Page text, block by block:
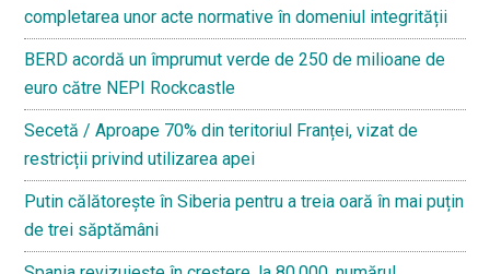
completarea unor acte normative în domeniul integrității
BERD acordă un împrumut verde de 250 de milioane de
euro către NEPI Rockcastle
Secetă / Aproape 70% din teritoriul Franței, vizat de
restricții privind utilizarea apei
Putin călătorește în Siberia pentru a treia oară în mai puțin
de trei săptămâni